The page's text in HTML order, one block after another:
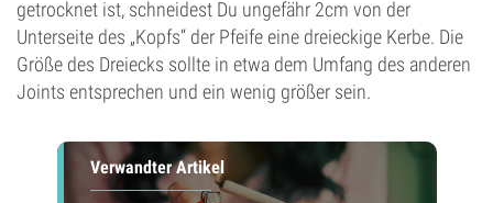
getrocknet ist, schneidest Du ungefähr 2cm von der
Unterseite des „Kopfs“ der Pfeife eine dreieckige Kerbe. Die
Größe des Dreiecks sollte in etwa dem Umfang des anderen
Joints entsprechen und ein wenig größer sein.
Verwandter Artikel